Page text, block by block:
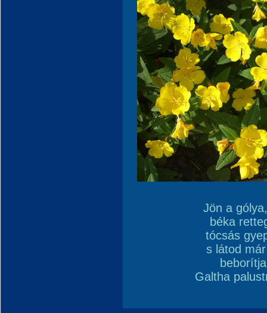
Jön a
béka
tócsás
s látod
Galtha